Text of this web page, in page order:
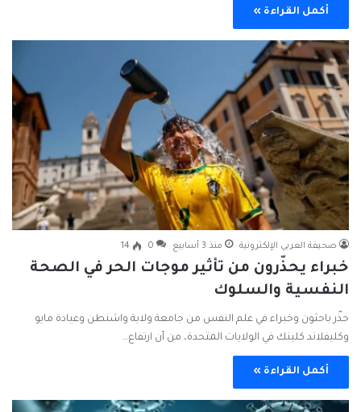
أكمل القراءة »
صحيفة العربي الإلكترونية منذ 3 أسابيع 0
14
خبراء يحذّرون من تأثير موجات الحر في الصحة
النفسية والسلوك
حذّر باحثون وخبراء في علم النفس من جامعة ولاية واشنطن وعيادة مايو
وكليفلاند كلينك في الولايات المتحدة، من أن ارتفاع…
أكمل القراءة »